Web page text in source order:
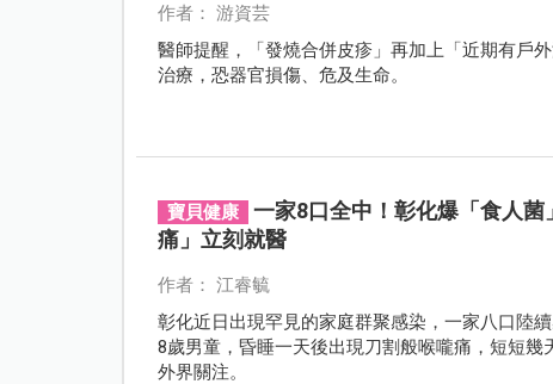
作者： 游資芸
醫師提醒，「發燒合併皮疹」再加上「近期有戶
治療，恐器官損傷、危及生命。
寶貝健康
一家8口全中！彰化爆「食人
痛」立刻就醫
作者： 江睿毓
彰化近日出現罕見的家庭群聚感染，一家八口陸
8歲男童，昏睡一天後出現刀割般喉嚨痛，短短
外界關注。